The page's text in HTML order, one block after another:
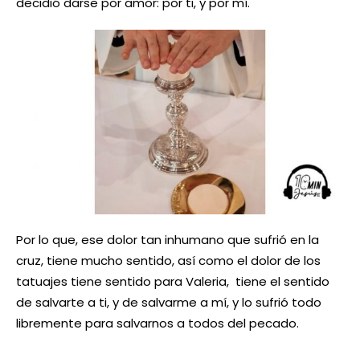
Por lo que, ese dolor tan inhumano que sufrió en la
cruz, tiene mucho sentido, así como el dolor de los
tatuajes tiene sentido para Valeria, tiene el sentido
de salvarte a ti, y de salvarme a mí, y lo sufrió todo
libremente para salvarnos a todos del pecado.